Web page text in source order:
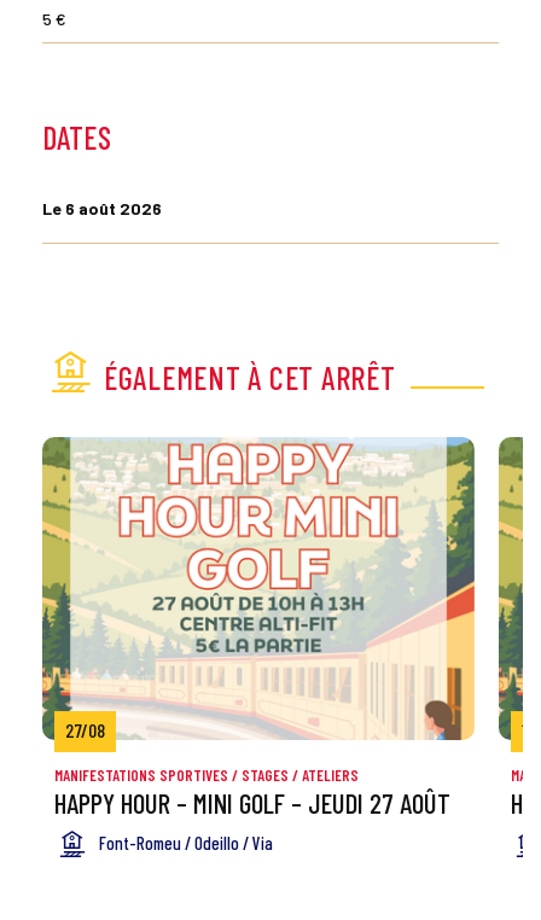
5 €
DATES
Le 6 août 2026
ÉGALEMENT À CET ARRÊT
27/08
MANIFESTATIONS SPORTIVES / STAGES / ATELIERS
HAPPY HOUR – MINI GOLF – JEUDI 27 AOÛT
Font-Romeu / Odeillo / Via